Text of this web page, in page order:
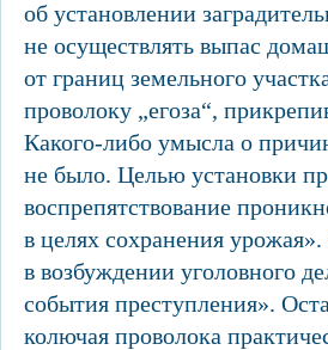
об установлении
не осуществлять выпас
от границ земельного
проволоку „егоза“,
Какого-либо умысла о
не было. Целью установки
воспрепятствование
в целях сохранения
в возбуждении уголовного
события преступления».
колючая проволока